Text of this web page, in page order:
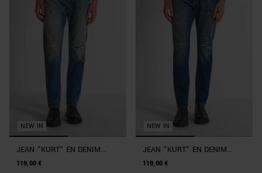
NEW IN
JEAN "KURT" EN DENIM
BLEU CLAIR COMFORT
119,00 €
NEW IN
JEAN "KURT" EN DENIM
BLEU CLAIR COMFORT
119,00 €